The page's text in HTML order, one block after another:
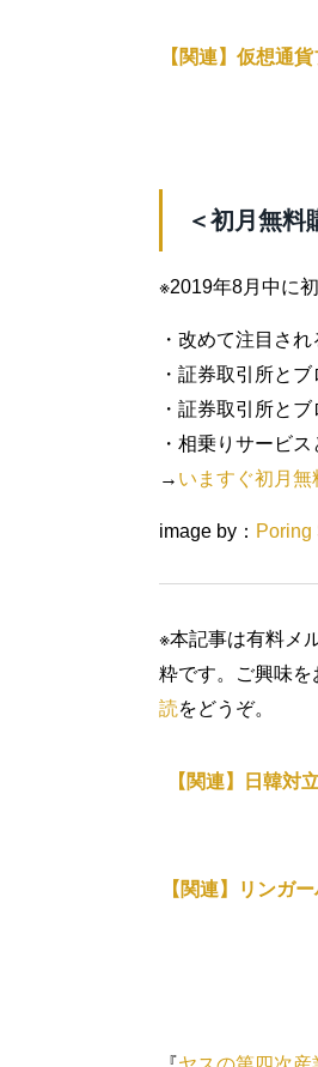
【関連】仮想通
＜初月無料
※2019年8月中に
・改めて注目さ
・証券取引所と
・証券取引所と
・相乗りサービ
→ いますぐ初月無
image by： Poring
※本記事は有料メ
粋です。ご興味
読をどうぞ。
【関連】日韓対
【関連】リンガ